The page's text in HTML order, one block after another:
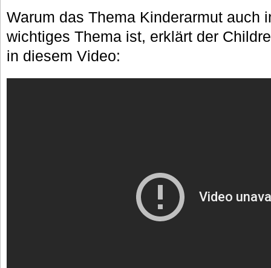
Warum das Thema Kinderarmut auch
wichtiges Thema ist, erklärt der
in diesem Video: